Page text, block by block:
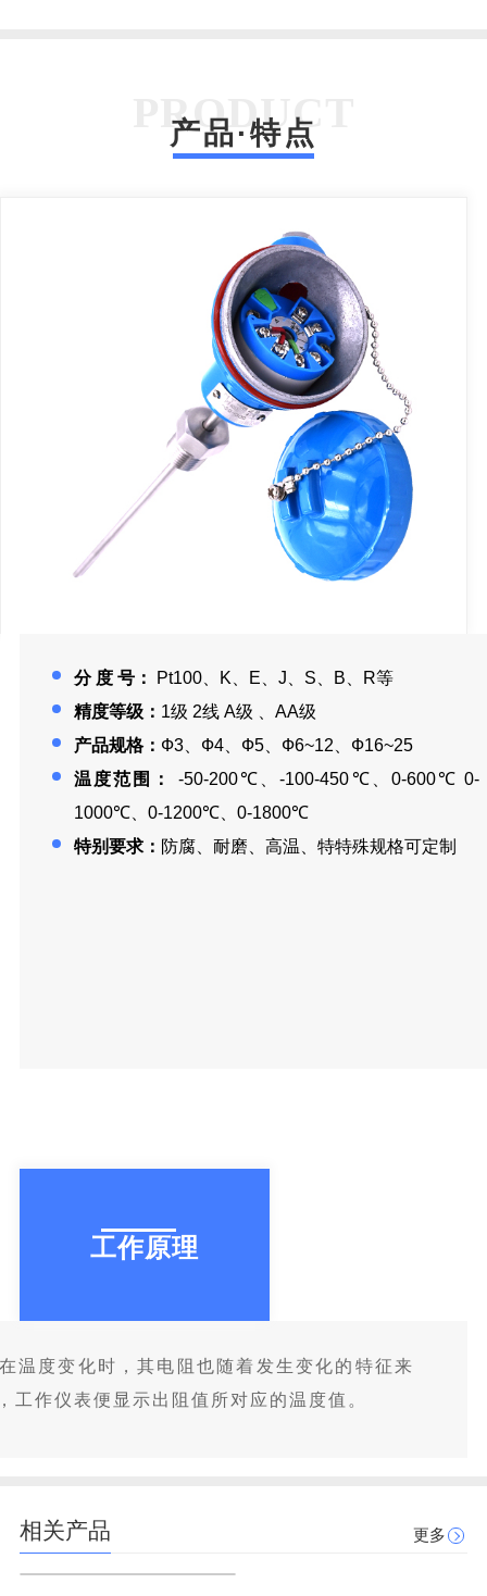
PRODUCT
产品·特点
分 度 号：
Pt100、K、E、J、S、B、R等
精度等级： 1级 2线 A级 、AA级
产品规格： Ф3、Ф4、Ф5、Ф6~12、Ф16~25
温度范围：
-50-200℃、-100-450℃、0-600℃ 0-
1000℃、0-1200℃、0-1800℃
特别要求： 防腐、耐磨、高温、特特殊规格可定制
工作原理
温度变化时，其电阻也随着发生变化的特征来
工作仪表便显示出阻值所对应的温度值。
相关产品 更多